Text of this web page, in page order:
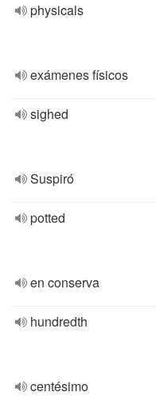
physicals
exámenes físicos
sighed
Suspiró
potted
en conserva
hundredth
centésimo